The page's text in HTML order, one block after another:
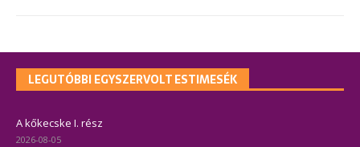
LEGUTÓBBI EGYSZERVOLT ESTIMESÉK
A kőkecske I. rész
2026-08-05